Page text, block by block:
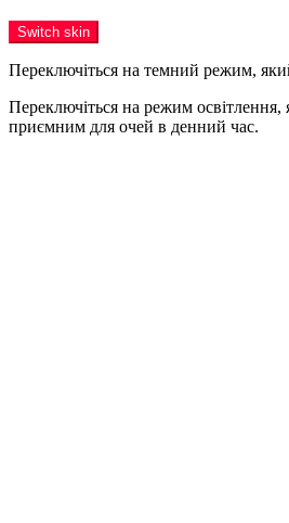
Switch skin
Переключіться на темний режим,
Переключіться на режим освітлення,
приємним для очей в денний час.